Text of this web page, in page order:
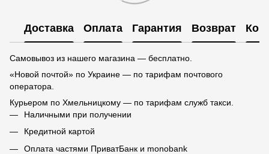
Доставка Оплата Гарантия Возврат
Самовывоз из нашего магазина — бесплатно.
«Новой почтой» по Украине — по тарифам почтового
оператора.
Курьером по Хмельницкому — по тарифам служб такси.
Наличными при получении
Кредитной картой
Оплата частями ПриватБанк и monobank